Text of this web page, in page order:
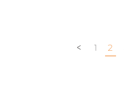
1 2